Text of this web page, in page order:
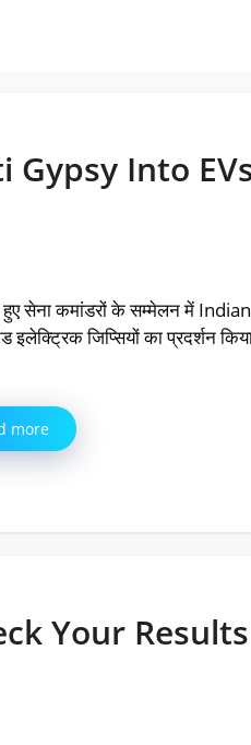
Into
हुए सेना कमांडरों के सम्मेलन में
इलेक्ट्रिक जिप्सियों का प्रदर्शन
more
Your Results